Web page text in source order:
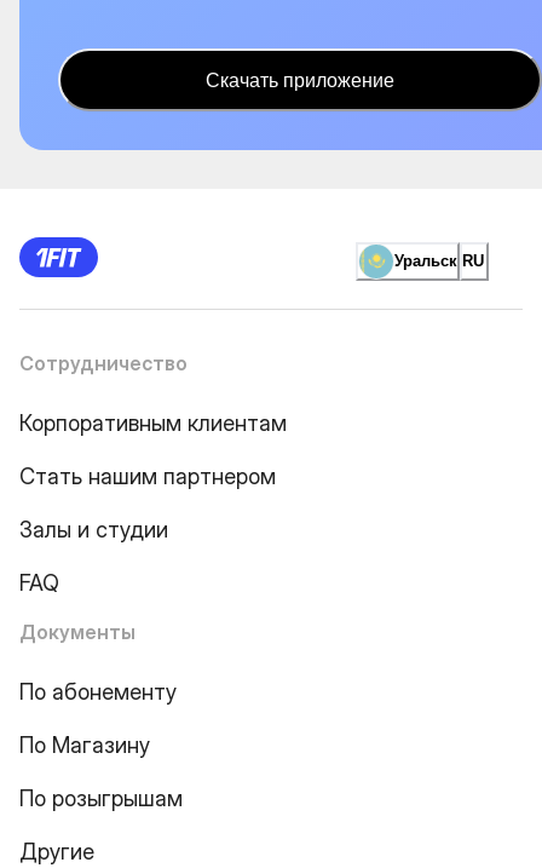
Скачать приложение
Уральск RU
Сотрудничество
Корпоративным клиентам
Стать нашим партнером
Залы и студии
FAQ
Документы
По абонементу
По Магазину
По розыгрышам
Другие